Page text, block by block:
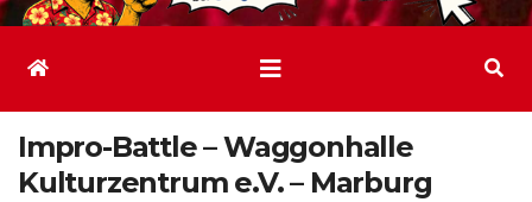
Impro-Battle – Waggonhalle
Kulturzentrum e.V. – Marburg